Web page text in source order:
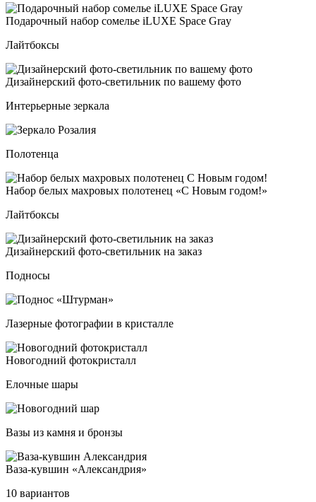
Пода­роч­ный на­бор со­мелье iLUXE Spa­ce Gray
Лайтбоксы
Дизай­нер­ский фо­то-све­тиль­ник по ва­ше­му фо­то
Интерьерные зеркала
Полотенца
Набор бе­лых мах­ро­вых по­ло­те­нец «С Новым го­дом!»
Лайтбоксы
Дизай­нер­ский фо­то-све­тиль­ник на за­каз
Подносы
Лазерные фотографии в кристалле
Ново­год­ний фо­ток­рис­талл
Елочные шары
Вазы из камня и бронзы
Ваза-кув­шин «Алек­сан­дрия»
10 вариантов